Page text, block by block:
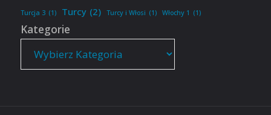
Turcja 3 (1) Turcy (2) Turcy i Włosi (1) Włochy 1 (1)
Kategorie